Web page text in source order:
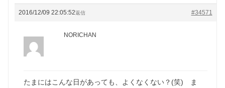
2016/12/09 22:05:52 #34571
返信
NORICHAN
たまにはこんな日があっても、よくなくない？(笑) ま